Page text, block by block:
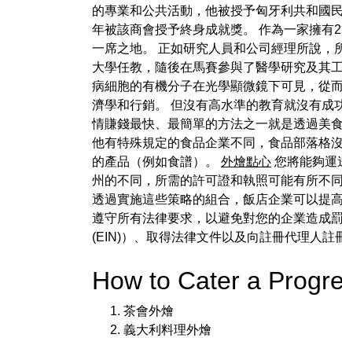
的專業和公共活動，他被授予匈牙利共和國
年被該商會授予終身成就獎。 作為一家擁
一席之地。 正如研究人員和公司經理所說，
大學任教，隨後在馬賽參與了醫學研究及其
病細胞的有機分子在光學顯微鏡下可見，從
濟學和行銷。 但沒有高水準的教育就沒有
情賺錢最快、最簡單的方法之一就是透過美
他有特殊規定的食品企業不同，食品部落格
的產品（例如食譜）。 外燴點心 您將能夠運
州的不同，所需的許可證和執照可能有所不
透過實施這些策略的組合，飯店企業可以提
遵守所有法律要求，以避免對您的企業造成
(EIN)）、取得法律文件以及向註冊代理人註
How to Cater a
茶會外燴
義大利料理外燴